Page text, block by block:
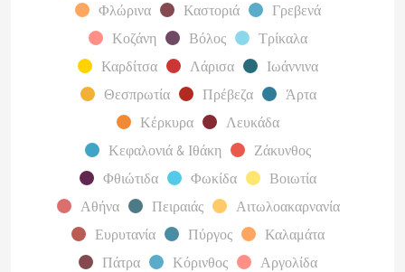
Φλώρινα
Καστοριά
Γρεβενά
Κοζάνη
Βόλος
Τρίκαλα
Καρδίτσα
Λάρισα
Ιωάννινα
Θεσπρωτία
Πρέβεζα
Άρτα
Κέρκυρα
Λευκάδα
Κεφαλονιά & Ιθάκη
Ζάκυνθος
Φθιώτιδα
Φωκίδα
Βοιωτία
Αθήνα
Πειραιάς
Αιτωλοακαρνανία
Ευρυτανία
Πύργος
Καλαμάτα
Πάτρα
Κόρινθος
Αργολίδα